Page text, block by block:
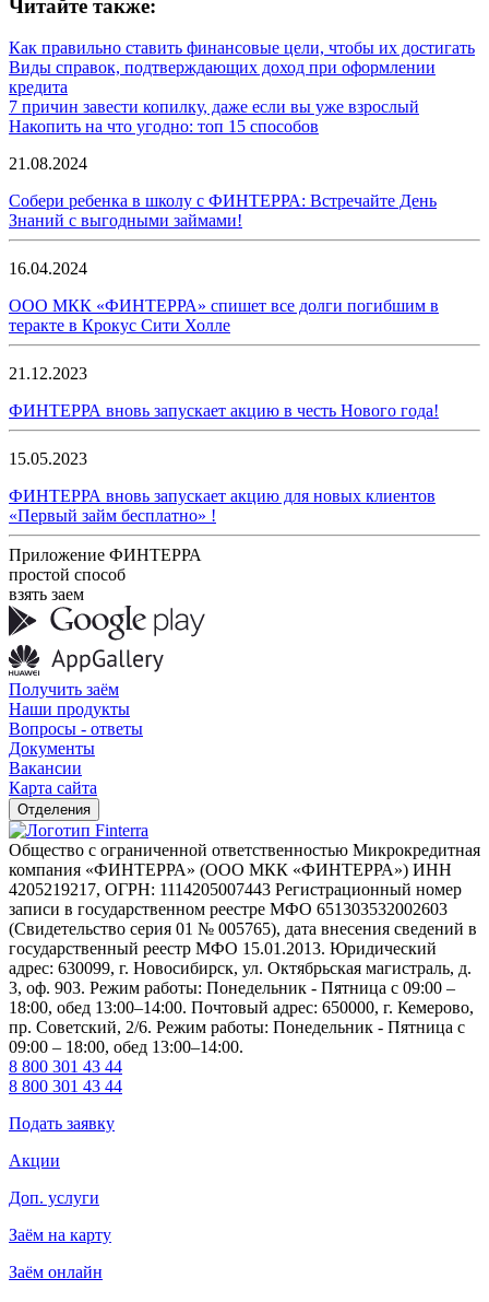
Читайте также:
Как правильно ставить финансовые цели, чтобы их достигать
Виды справок, подтверждающих доход при оформлении
кредита
7 причин завести копилку, даже если вы уже взрослый
Накопить на что угодно: топ 15 способов
21.08.2024
Собери ребенка в школу с ФИНТЕРРА: Встречайте День
Знаний с выгодными займами!
16.04.2024
ООО МКК «ФИНТЕРРА» спишет все долги погибшим в
теракте в Крокус Сити Холле
21.12.2023
ФИНТЕРРА вновь запускает акцию в честь Нового года!
15.05.2023
ФИНТЕРРА вновь запускает акцию для новых клиентов
«Первый займ бесплатно» !
Приложение ФИНТЕРРА
простой способ
взять заем
Получить заём
Наши продукты
Вопросы - ответы
Документы
Вакансии
Карта сайта
Отделения
Общество с ограниченной ответственностью Микрокредитная
компания «ФИНТЕРРА» (ООО МКК «ФИНТЕРРА») ИНН
4205219217, ОГРН: 1114205007443 Регистрационный номер
записи в государственном реестре МФО 651303532002603
(Свидетельство серия 01 № 005765), дата внесения сведений в
государственный реестр МФО 15.01.2013. Юридический
адрес: 630099, г. Новосибирск, ул. Октябрьская магистраль, д.
3, оф. 903. Режим работы: Понедельник - Пятница с 09:00 –
18:00, обед 13:00–14:00. Почтовый адрес: 650000, г. Кемерово,
пр. Советский, 2/6. Режим работы: Понедельник - Пятница с
09:00 – 18:00, обед 13:00–14:00.
8 800 301 43 44
8 800 301 43 44
Подать заявку
Акции
Доп. услуги
Заём на карту
Заём онлайн